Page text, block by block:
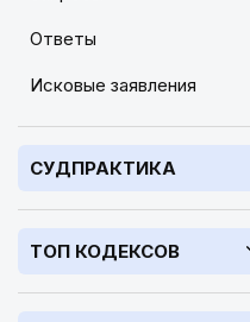
Ответы
Исковые заявления
СУДПРАКТИКА
ТОП КОДЕКСОВ